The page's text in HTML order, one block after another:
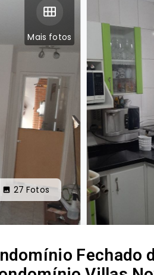
Mais fotos
27 Fotos
Fechado